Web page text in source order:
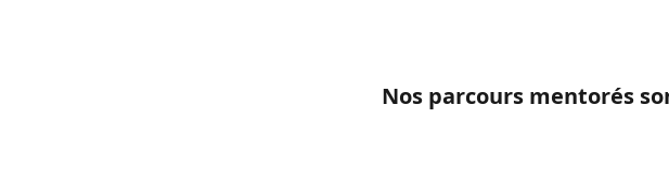
Nos parcours mentorés